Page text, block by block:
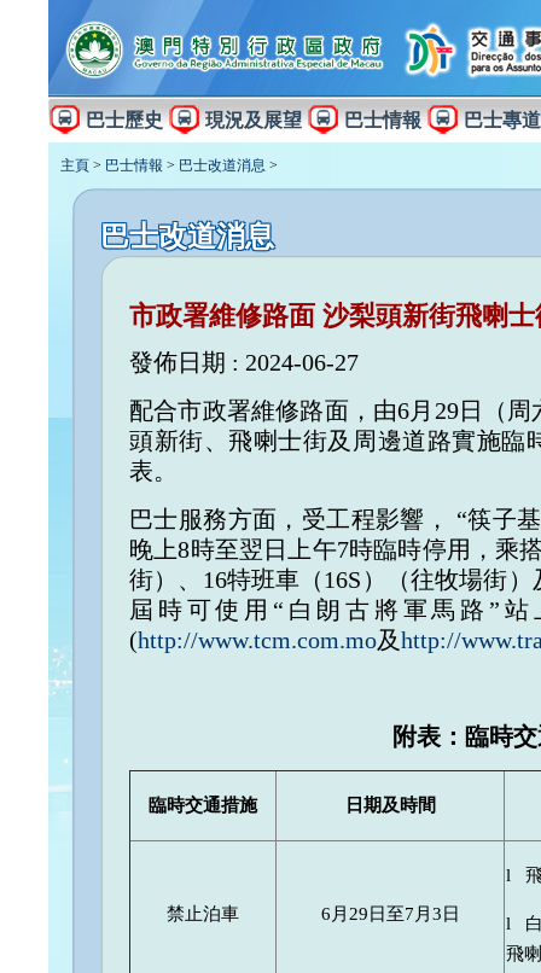
巴士歷史 現況及展望 巴士情報 巴士專道
主頁 > 巴士情報 > 巴士改道消息 >
巴士改道消息
市政署維修路面 沙梨頭新街飛喇
發佈日期 : 2024-06-27
配合市政署維修路面，由6月29日（
頭新街、飛喇士街及周邊道路實施臨
表。
巴士服務方面，受工程影響， “筷子
晚上8時至翌日上午7時臨時停用，乘
街）、16特班車（16S）（往牧場街
屆時可使用“白朗古將軍馬路”
(http://www.tcm.com.mo及http://
附表： 臨時
臨時交通措施 日期及時間
禁止泊車 6月29日至7月3日
l 飛
l 白
飛